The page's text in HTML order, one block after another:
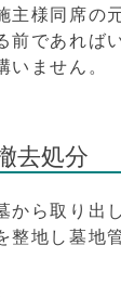
主様同席の
前であれば
いません。
去処分
から取り出
整地し墓地